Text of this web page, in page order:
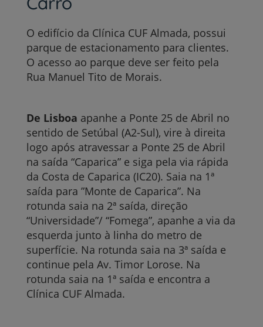
O edifício da Clínica CUF Almada, possui
parque de estacionamento para clientes.
O acesso ao parque deve ser feito pela
Rua Manuel Tito de Morais.
De Lisboa apanhe a Ponte 25 de Abril no
sentido de Setúbal (A2-Sul), vire à direita
logo após atravessar a Ponte 25 de Abril
na saída “Caparica” e siga pela via rápida
da Costa de Caparica (IC20). Saia na 1ª
saída para ”Monte de Caparica”. Na
rotunda saia na 2ª saída, direção
“Universidade”/ “Fomega”, apanhe a via da
esquerda junto à linha do metro de
superfície. Na rotunda saia na 3ª saída e
continue pela Av. Timor Lorose. Na
rotunda saia na 1ª saída e encontra a
Clínica CUF Almada.